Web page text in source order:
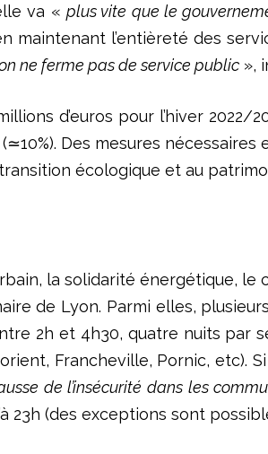
va « plus vite que le
l’entièreté des
ne ferme pas de service public »,
d’euros pour l’hiver
Des mesures
écologique et au
la solidarité énergétique,
de Lyon. Parmi elles,
2h et 4h30, quatre nuits par
Francheville, Pornic, etc).
de l’insécurité dans les
23h (des exceptions sont